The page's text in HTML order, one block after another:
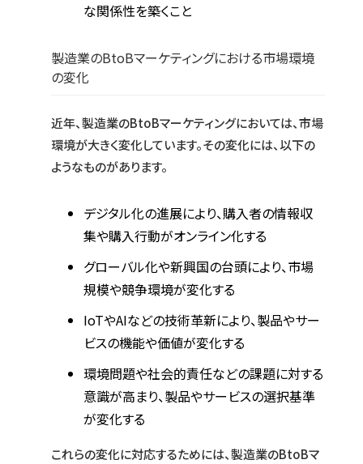
な関係性を築くこと
製造業のBtoBマーケティングにおける市場環境
の変化
近年、製造業のBtoBマーケティングにおいては、市場
環境が大きく変化しています。その変化には、以下の
ようなものがあります。
デジタル化の進展により、購入者の情報収
集や購入行動がオンライン化する
グローバル化や新興国の台頭により、市場
規模や競争環境が変化する
IoTやAIなどの技術革新により、製品やサー
ビスの機能や価値が変化する
環境問題や社会的責任などの課題に対する
意識が高まり、製品やサービスの選択基準
が変化する
これらの変化に対応するためには、製造業のBtoBマ